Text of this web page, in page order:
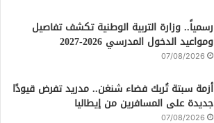
رسمياً.. وزارة التربية الوطنية تكشف تفاصيل
ومواعيد الدخول المدرسي 2026-2027
07/08/2026
أزمة سبتة تُربك فضاء شنغن.. مدريد تفرض قيودًا
جديدة على المسافرين من إيطاليا
07/08/2026